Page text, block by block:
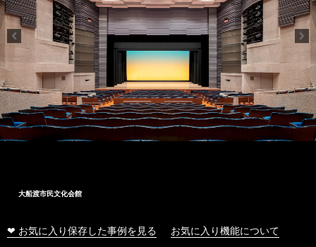
大船渡市民文化会館
❤ お気に入り保存した事例を見る お気に入り機能について